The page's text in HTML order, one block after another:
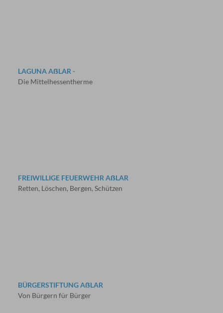
LAGUNA AẞLAR -
Die Mittelhessentherme
FREIWILLIGE FEUERWEHR AẞLAR
Retten, Löschen, Bergen, Schützen
BÜRGERSTIFTUNG AẞLAR
Von Bürgern für Bürger